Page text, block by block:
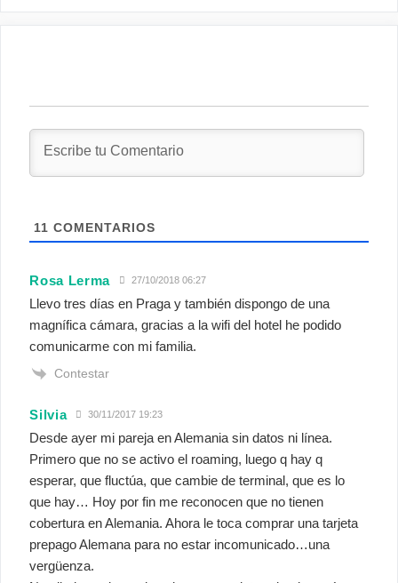
11 COMENTARIOS
Rosa Lerma 27/10/2018 06:27
Llevo tres días en Praga y también dispongo de una
magnífica cámara, gracias a la wifi del hotel he podido
comunicarme con mi familia.
Contestar
Silvia 30/11/2017 19:23
Desde ayer mi pareja en Alemania sin datos ni línea.
Primero que no se activo el roaming, luego q hay q
esperar, que fluctúa, que cambie de terminal, que es lo
que hay… Hoy por fin me reconocen que no tienen
cobertura en Alemania. Ahora le toca comprar una tarjeta
prepago Alemana para no estar incomunicado…una
vergüenza.